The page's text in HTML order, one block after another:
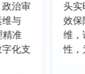
治审
维与
精准
化支
头实
效保
维，
性，